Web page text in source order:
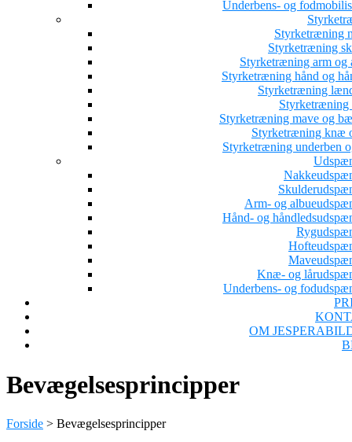
Underbens- og
Styrketræning
Styrketræning
Styrketræning arm og
Styrketræning hånd og
Styrketræning
Styrketræning
Styrketræning mave og
Styrketræning knæ
Styrketræning underben
Arm- og
Hånd- og
Knæ- og
Underbens- og
OM
Bevægelsesprincipper
Forside > Bevægelsesprincipper